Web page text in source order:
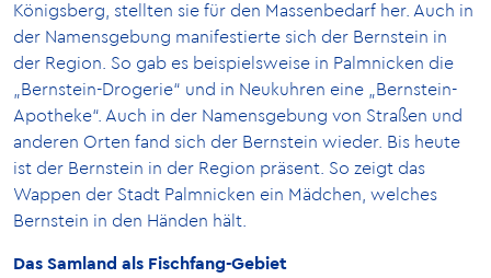
Königsberg, stellten sie für den Massenbedarf her. Auch in
der Namensgebung manifestierte sich der Bernstein in
der Region. So gab es beispielsweise in Palmnicken die
„Bernstein-Drogerie“ und in Neukuhren eine „Bernstein-
Apotheke“. Auch in der Namensgebung von Straßen und
anderen Orten fand sich der Bernstein wieder. Bis heute
ist der Bernstein in der Region präsent. So zeigt das
Wappen der Stadt Palmnicken ein Mädchen, welches
Bernstein in den Händen hält.
Das Samland als Fischfang-Gebiet